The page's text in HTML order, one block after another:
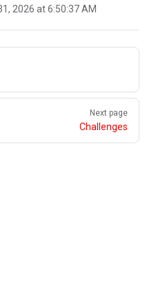
2026 at 6:50:37 AM
Next page
Challenges